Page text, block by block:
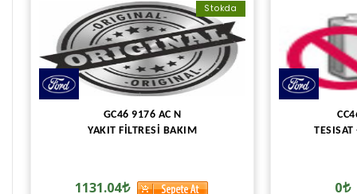
Stokda
GC46 9176 AC N
YAKIT FİLTRESİ BAKIM
1131.04 0